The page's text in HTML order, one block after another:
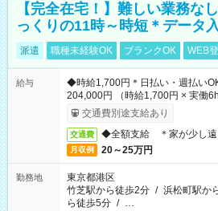
【完全在宅！】難しい業務な
っくりの11時～時短＊データ
派遣 職種未経験OK ブランクOK WEB
給与
◆時給1,700円＊日払い・週払い
204,000円 （時給1,700円 × 実働6h
交通費別途支給あり
交通費 ◆全額支給 ＊家が少し遠
月収例 20～25万円
勤務地
東京都港区
竹芝駅から徒歩2分 / 浜松町駅か
ら徒歩5分 / …